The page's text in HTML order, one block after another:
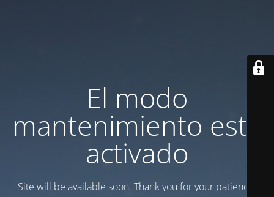
El modo
mantenimiento está
activado
Site will be available soon. Thank you for your patience!